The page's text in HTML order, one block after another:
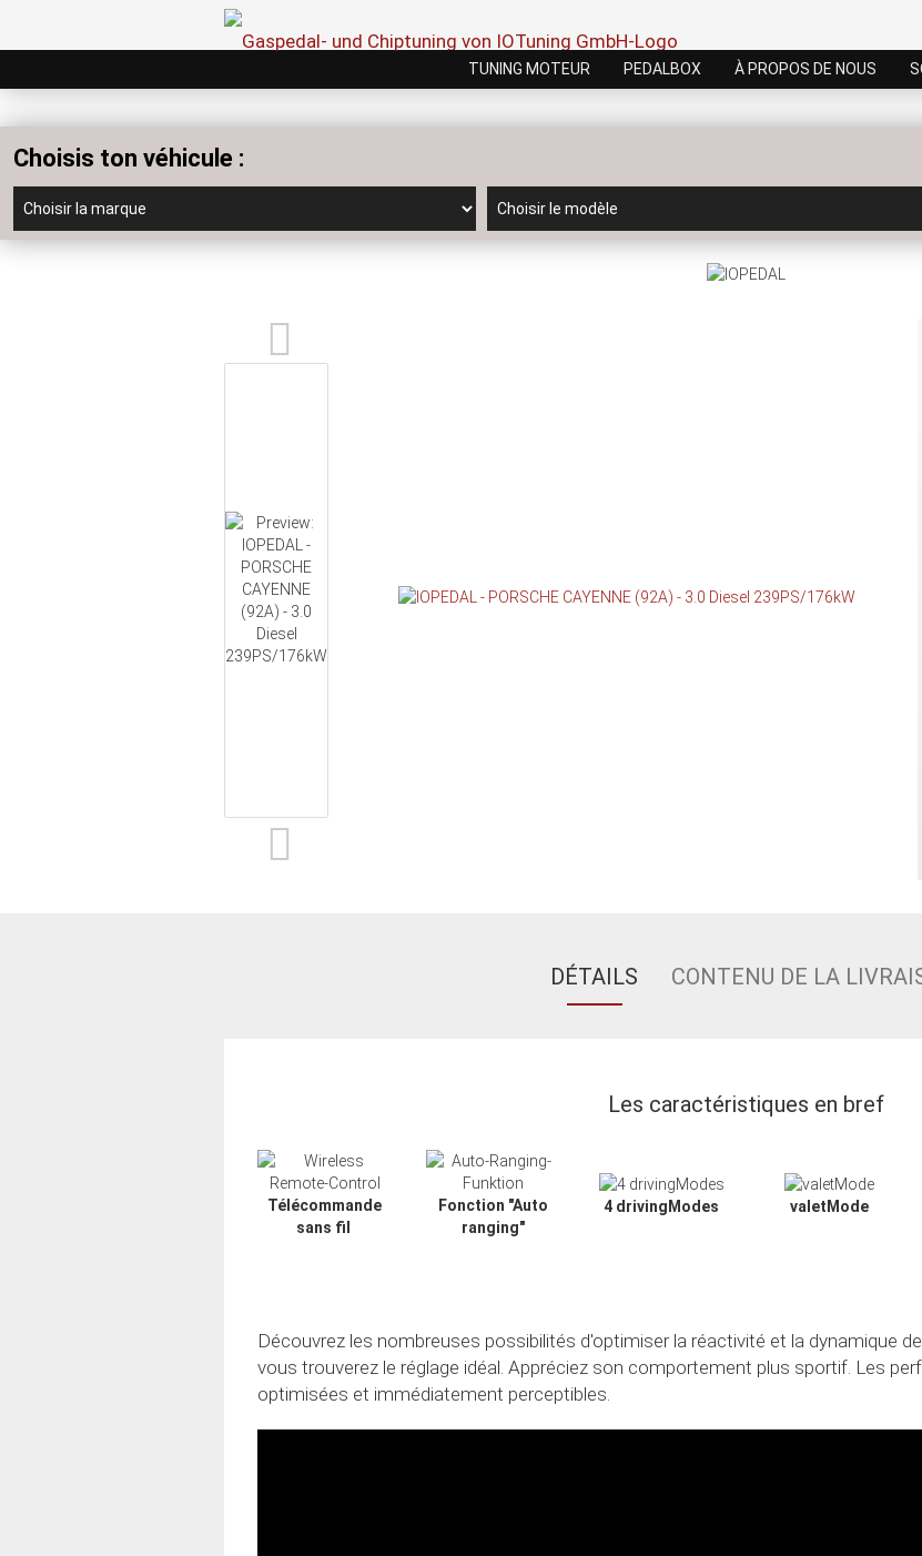
TUNING MOTEUR PEDALBOX À PROPOS DE NOUS
Choisis ton véhicule :
DÉTAILS CONTENU DE LA
Les caractéristiques en bref
Télécommande
sans fil
Fonction "Auto
ranging"
4 drivingModes valetMode
Découvrez les nombreuses possibilités d'optimiser la réactivité et la dynamique
vous trouverez le réglage idéal. Appréciez son comportement plus sportif. Les
optimisées et immédiatement perceptibles.